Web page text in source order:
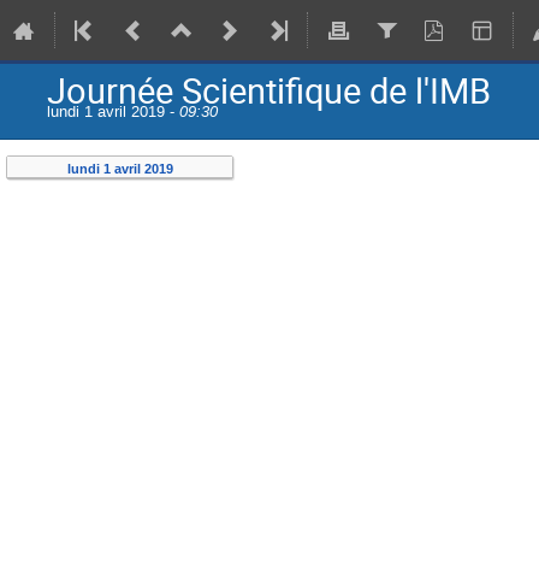
Journée Scientifique de l'IMB
lundi 1 avril 2019 - 09:30
lundi 1 avril 2019